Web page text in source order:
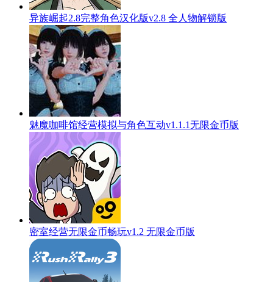
异族崛起2.8完整角色汉化版v2.8 全人物解锁版
魅魔咖啡馆经营模拟与角色互动v1.1.1无限金币版
密室经营无限金币畅玩v1.2 无限金币版